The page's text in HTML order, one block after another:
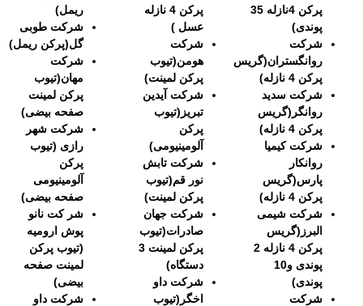
پرکن 4نازله 35
پوندی)
شرکت
روانگستران(گریس
پرکن 4 نازله)
شرکت سدید
روانگر(گریس
پرکن 4 نازله)
شرکت کیمیا
روانکار
پارس(گریس
پرکن 4 نازله)
شرکت شیمی
البرز(گریس
پرکن 4 نازله 2
پوندی و10
پوندی)
شرکت
پرکن 4 نازله
عسل )
شرکت
هومن(تیوب
پرکن لمینت)
شرکت آیدین
تبریز(تیوب
پرکن
آلومینیومی)
شرکت تابش
نور قم(تیوب
پرکن لمینت)
شرکت جهان
صادرات(تیوب
پرکن لمینت 3
دستگاه)
شرکت داو
اخگر(تیوب
ریمل)
شرکت طوبی
گل(پرکن ریمل)
شرکت
مهان(تیوب
پرکن لمینت
صفحه بیضی)
شرکت شهر
رازی (تیوب
پرکن
آلومینیومی
صفحه بیضی)
شر کت نانو
پوش ارومیه
(تیوب پرکن
لمینت صفحه
بیضی)
شرکت داو